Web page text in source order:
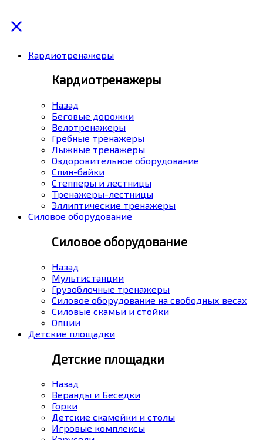
Кардиотренажеры
Кардиотренажеры
Назад
Беговые дорожки
Велотренажеры
Гребные тренажеры
Лыжные тренажеры
Оздоровительное оборудование
Спин-байки
Степперы и лестницы
Тренажеры-лестницы
Эллиптические тренажеры
Силовое оборудование
Силовое оборудование
Назад
Мультистанции
Грузоблочные тренажеры
Силовое оборудование на свободных весах
Силовые скамьи и стойки
Опции
Детские площадки
Детские площадки
Назад
Веранды и Беседки
Горки
Детские скамейки и столы
Игровые комплексы